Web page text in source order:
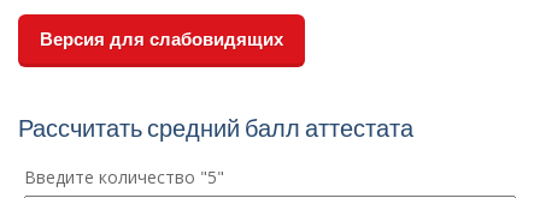
Версия для слабовидящих
Рассчитать средний балл аттестата
Введите количество "5"